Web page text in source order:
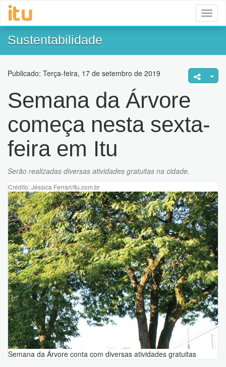
Sustentabilidade
Publicado: Terça-feira, 17 de setembro de 2019
Semana da Árvore
começa nesta sexta-
feira em Itu
Serão realizadas diversas atividades gratuitas na cidade.
Crédito: Jéssica Ferrari/Itu.com.br
Semana da Árvore conta com diversas atividades gratuitas